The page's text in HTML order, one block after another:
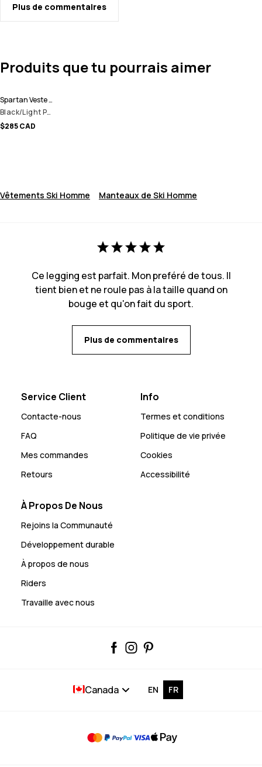
Plus de commentaires
Produits que tu pourrais aimer
Spartan Veste de Ski Homme
Black/Light Pearl
$285 CAD
Vêtements Ski Homme Manteaux de Ski Homme
Ce legging est parfait. Mon preféré de tous. Il
tient bien et ne roule pas à la taille quand on
bouge et qu'on fait du sport.
Plus de commentaires
Service Client
Contacte-nous
FAQ
Mes commandes
Retours
Info
Termes et conditions
Politique de vie privée
Cookies
Accessibilité
À Propos De Nous
Rejoins la Communauté
Développement durable
À propos de nous
Riders
Travaille avec nous
EN FR
Canada